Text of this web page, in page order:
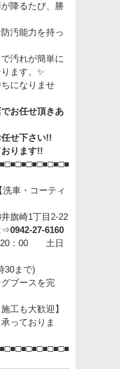
降るたび、勝
汚能力を持っ
汚れが簡単に
ます。✨️
になりませ
お任せ頂きあ
せ下さい!!
ります!!
洗車・コーティ
旗崎1丁目2-22
⇒0942-27-6160
20：00 土日
30まで)
グブースを完
工も大歓迎】
っておりま